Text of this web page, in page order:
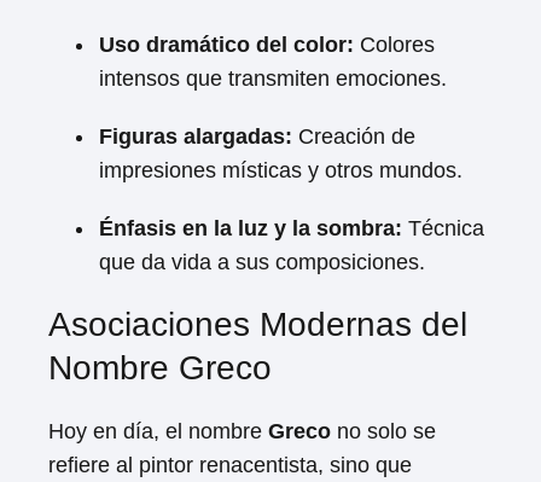
Uso dramático del color: Colores
intensos que transmiten emociones.
Figuras alargadas: Creación de
impresiones místicas y otros mundos.
Énfasis en la luz y la sombra: Técnica
que da vida a sus composiciones.
Asociaciones Modernas del
Nombre Greco
Hoy en día, el nombre Greco no solo se
refiere al pintor renacentista, sino que